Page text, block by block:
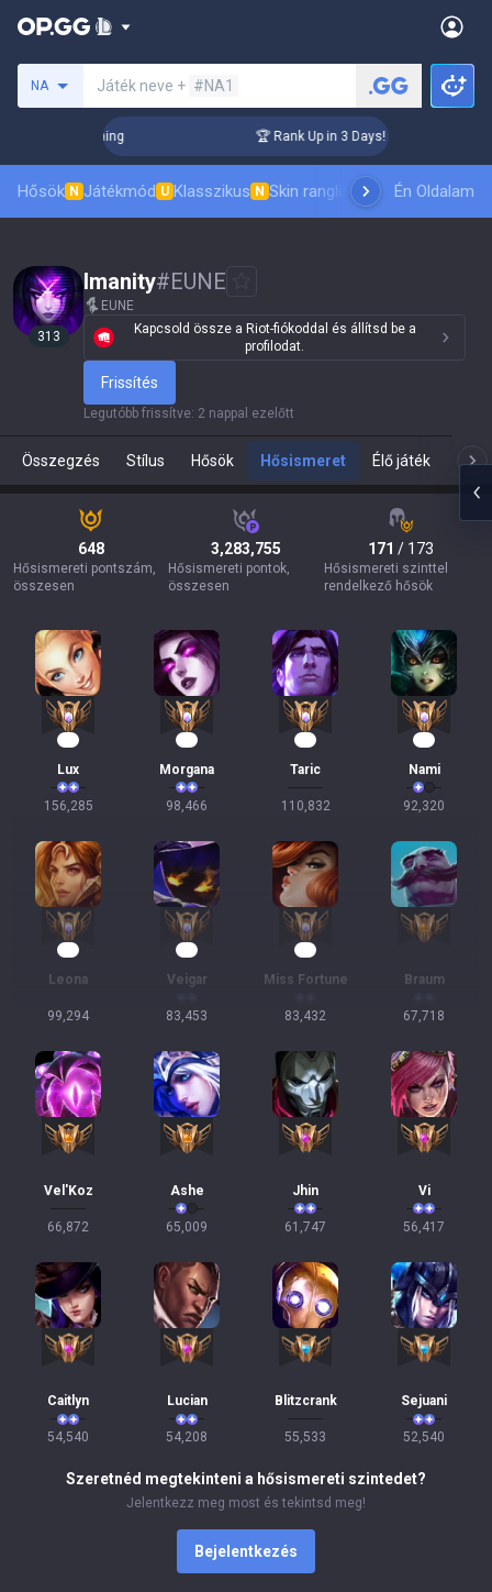
NA Játék neve + #NA1
Coaching 🏆 Rank Up in 3 Days! Challenger
Hősök N Játékmód U Klasszikus N Skin ranglistaVezetőlistákPro
Én Oldalam
313
Imanity#EUNE
EUNE
Kapcsold össze a Riot-fiókoddal és állítsd be a
profilodat.
Frissítés
Legutóbb frissítve: 2 nappal ezelőtt
Összegzés Stílus Hősök Hősismeret Élő játék
648
Hősismereti pontszám,
összesen
3,283,755
Hősismereti pontok,
összesen
171 / 173
Hősismereti szinttel
rendelkező hősök
Lux
156,285
Morgana
98,466
Taric
110,832
Nami
92,320
Leona
99,294
Veigar
83,453
Miss Fortune
83,432
Braum
67,718
Vel'Koz
66,872
Ashe
65,009
Jhin
61,747
Vi
56,417
Caitlyn
54,540
Lucian
54,208
Blitzcrank
55,533
Sejuani
52,540
Szeretnéd megtekinteni a hősismereti szintedet?
Jelentkezz meg most és tekintsd meg!
Bejelentkezés